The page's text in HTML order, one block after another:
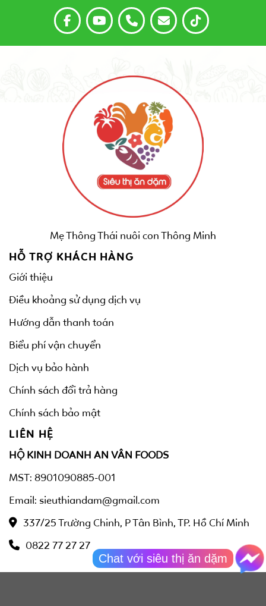
Mẹ Thông Thái nuôi con Thông Minh
HỖ TRỢ KHÁCH HÀNG
Giới thiệu
Điều khoảng sử dụng dịch vụ
Hướng dẫn thanh toán
Biểu phí vận chuyển
Dịch vụ bảo hành
Chính sách đổi trả hàng
Chính sách bảo mật
LIÊN HỆ
HỘ KINH DOANH AN VÂN FOODS
MST: 8901090885-001
Email: sieuthiandam@gmail.com
337/25 Trường Chinh, P Tân Bình, TP. Hồ Chí Minh
0822 77 27 27
Chat với siêu thị ăn dặm